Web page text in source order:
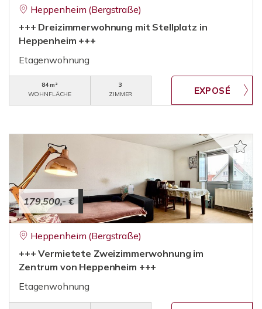
Heppenheim (Bergstraße)
+++ Dreizimmerwohnung mit Stellplatz in
Heppenheim +++
Etagenwohnung
84 m²
WOHNFLÄCHE
3
ZIMMER
179.500,- €
Heppenheim (Bergstraße)
+++ Vermietete Zweizimmerwohnung im
Zentrum von Heppenheim +++
Etagenwohnung